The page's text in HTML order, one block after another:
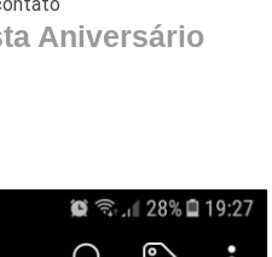
Aniversário